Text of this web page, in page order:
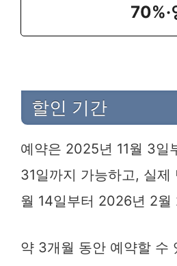
70%·
할인 기간
예약은 2025년 11월 3일
31일까지 가능하고, 실제
월 14일부터 2026년 2월
약 3개월 동안 예약할 수